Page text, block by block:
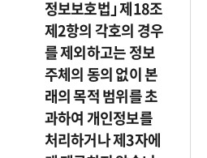
정보보호법｣ 제18조
제2항의 각호의 경우
를 제외하고는 정보
주체의 동의 없이 본
래의 목적 범위를 초
과하여 개인정보를
처리하거나 제3자에